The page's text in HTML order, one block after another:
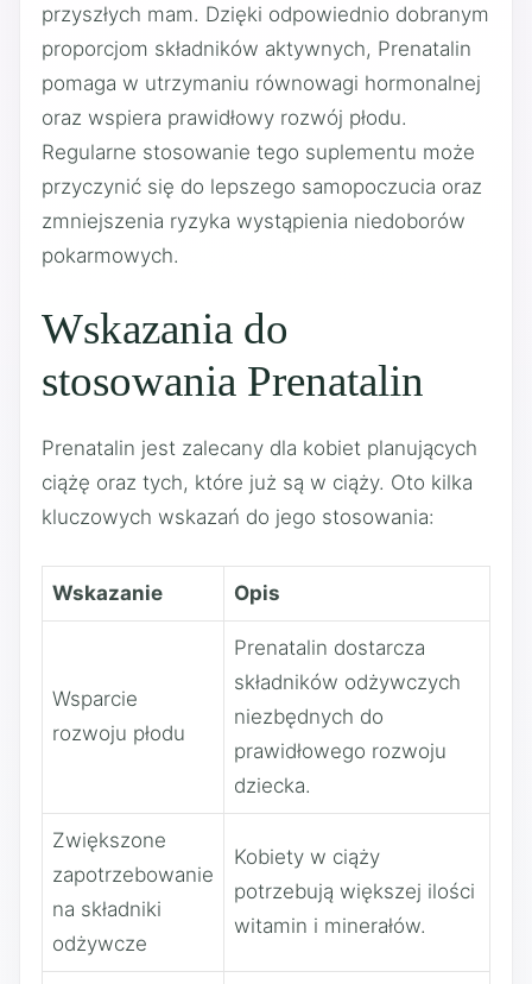
przyszłych mam. Dzięki odpowiednio dobranym
proporcjom składników aktywnych, Prenatalin
pomaga w utrzymaniu równowagi hormonalnej
oraz wspiera prawidłowy rozwój płodu.
Regularne stosowanie tego suplementu może
przyczynić się do lepszego samopoczucia oraz
zmniejszenia ryzyka wystąpienia niedoborów
pokarmowych.
Wskazania do
stosowania Prenatalin
Prenatalin jest zalecany dla kobiet planujących
ciążę oraz tych, które już są w ciąży. Oto kilka
kluczowych wskazań do jego stosowania:
Wskazanie Opis
Wsparcie
rozwoju płodu
Prenatalin dostarcza
składników odżywczych
niezbędnych do
prawidłowego rozwoju
dziecka.
Zwiększone
zapotrzebowanie
na składniki
odżywcze
Kobiety w ciąży
potrzebują większej ilości
witamin i minerałów.